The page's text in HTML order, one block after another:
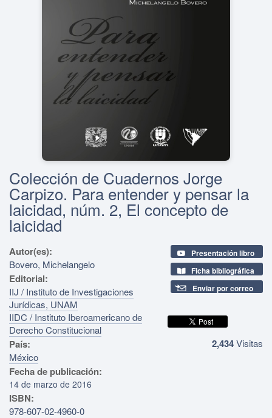
Colección de Cuadernos Jorge
Carpizo. Para entender y pensar la
laicidad, núm. 2, El concepto de
laicidad
Autor(es):
Bovero, Michelangelo
Editorial:
IIJ / Instituto de Investigaciones
Jurídicas, UNAM
IIDC / Instituto Iberoamericano de
Derecho Constitucional
País:
México
Fecha de publicación:
14 de marzo de 2016
ISBN:
978-607-02-4960-0
Presentación libro
Ficha bibliográfica
Enviar por correo
2,434Visitas